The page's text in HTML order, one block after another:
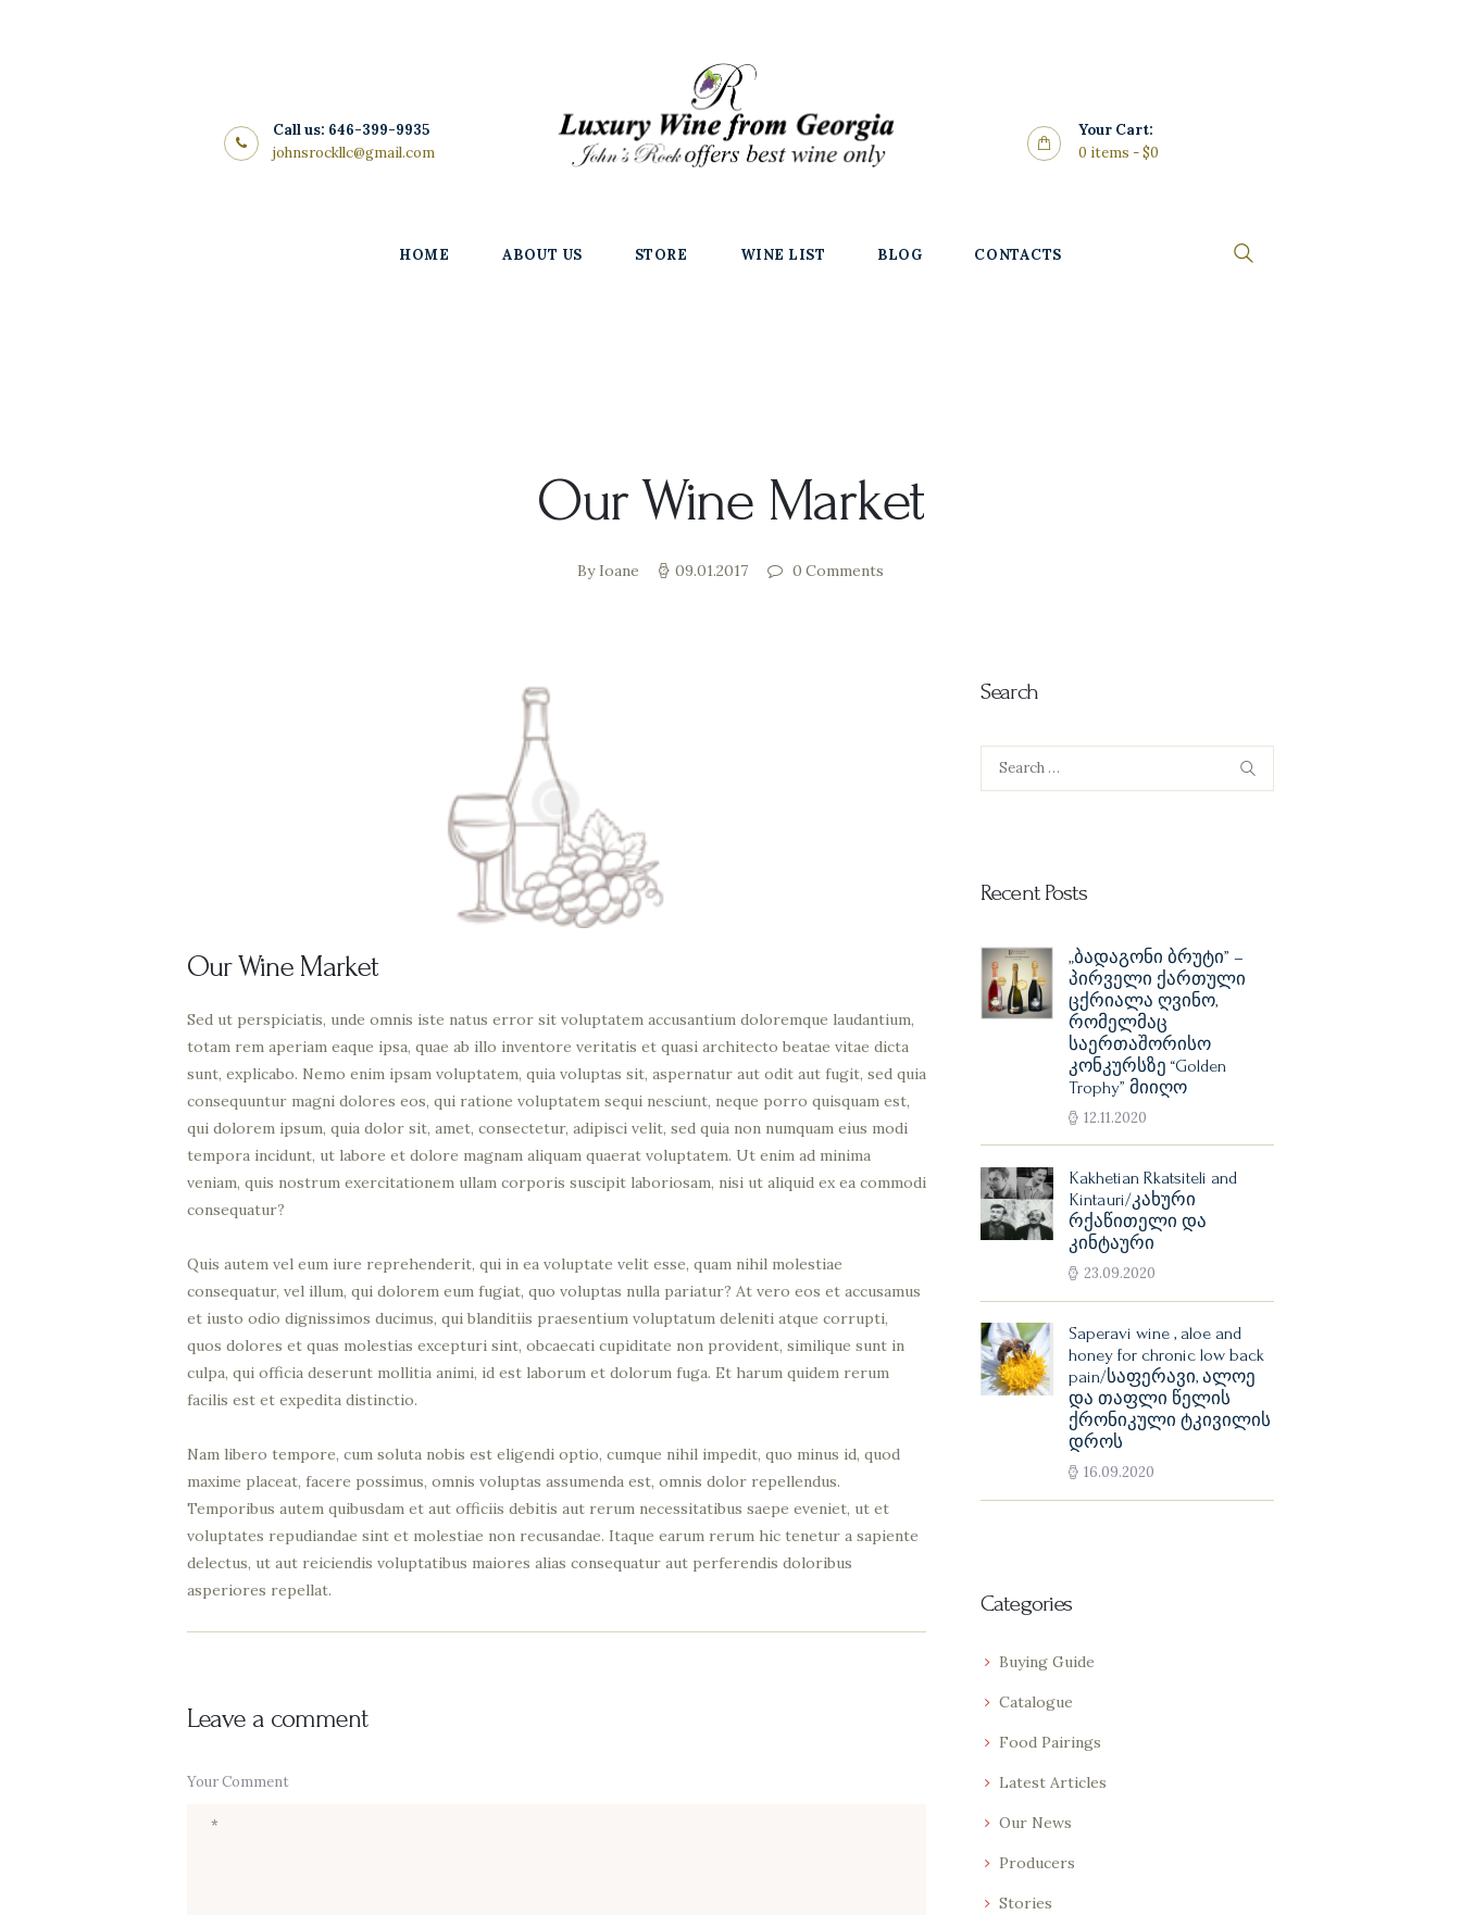
Call us: 646-399-9935
johnsrockllc@gmail.com
Your Cart:
0 items -$0
HOME ABOUT US STORE WINE LIST BLOG CONTACTS
Our Wine Market
By Ioane 09.01.2017 0 Comments
Our Wine Market
Sed ut perspiciatis, unde omnis iste natus error sit voluptatem accusantium doloremque laudantium,
totam rem aperiam eaque ipsa, quae ab illo inventore veritatis et quasi architecto beatae vitae dicta
sunt, explicabo. Nemo enim ipsam voluptatem, quia voluptas sit, aspernatur aut odit aut fugit, sed quia
consequuntur magni dolores eos, qui ratione voluptatem sequi nesciunt, neque porro quisquam est,
qui dolorem ipsum, quia dolor sit, amet, consectetur, adipisci velit, sed quia non numquam eius modi
tempora incidunt, ut labore et dolore magnam aliquam quaerat voluptatem. Ut enim ad minima
veniam, quis nostrum exercitationem ullam corporis suscipit laboriosam, nisi ut aliquid ex ea commodi
consequatur?
Quis autem vel eum iure reprehenderit, qui in ea voluptate velit esse, quam nihil molestiae
consequatur, vel illum, qui dolorem eum fugiat, quo voluptas nulla pariatur? At vero eos et accusamus
et iusto odio dignissimos ducimus, qui blanditiis praesentium voluptatum deleniti atque corrupti,
quos dolores et quas molestias excepturi sint, obcaecati cupiditate non provident, similique sunt in
culpa, qui officia deserunt mollitia animi, id est laborum et dolorum fuga. Et harum quidem rerum
facilis est et expedita distinctio.
Nam libero tempore, cum soluta nobis est eligendi optio, cumque nihil impedit, quo minus id, quod
maxime placeat, facere possimus, omnis voluptas assumenda est, omnis dolor repellendus.
Temporibus autem quibusdam et aut officiis debitis aut rerum necessitatibus saepe eveniet, ut et
voluptates repudiandae sint et molestiae non recusandae. Itaque earum rerum hic tenetur a sapiente
delectus, ut aut reiciendis voluptatibus maiores alias consequatur aut perferendis doloribus
asperiores repellat.
Leave a comment
Your Comment
Search
Search
Recent Posts
„ბადაგონი ბრუტი” –
პირველი ქართული
ცქრიალა ღვინო,
რომელმაც
საერთაშორისო
კონკურსზე “Golden
Trophy” მიიღო
12.11.2020
Kakhetian Rkatsiteli and
Kintauri/კახური
რქაწითელი და
კინტაური
23.09.2020
Saperavi wine , aloe and
honey for chronic low back
pain/საფერავი, ალოე
და თაფლი წელის
ქრონიკული ტკივილის
დროს
16.09.2020
Categories
Buying Guide
Catalogue
Food Pairings
Latest Articles
Our News
Producers
Stories